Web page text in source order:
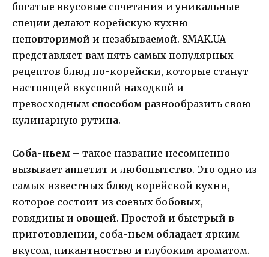
богатые вкусовые сочетания и уникальные
специи делают корейскую кухню
неповторимой и незабываемой. SMAK.UA
представляет вам пять самых популярных
рецептов блюд по-корейски, которые станут
настоящей вкусовой находкой и
превосходным способом разнообразить свою
кулинарную рутина.
Соба-ньем – такое название несомненно
вызывает аппетит и любопытство. Это одно из
самых известных блюд корейской кухни,
которое состоит из соевых бобовых,
говядины и овощей. Простой и быстрый в
приготовлении, соба-ньем обладает ярким
вкусом, пикантностью и глубоким ароматом.